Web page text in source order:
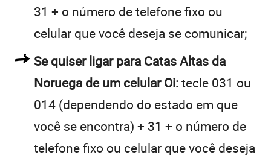
31 + o número de telefone fixo ou
celular que você deseja se comunicar;
Se quiser ligar para Catas Altas da
Noruega de um celular Oi:tecle 031 ou
014 (dependendo do estado em que
você se encontra) + 31 + o número de
telefone fixo ou celular que você deseja